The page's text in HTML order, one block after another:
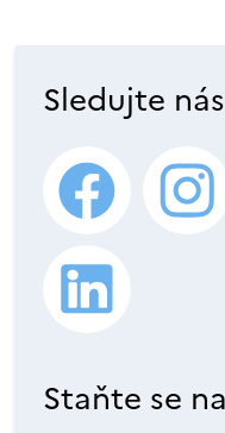
Sledujte nás
Staňte se